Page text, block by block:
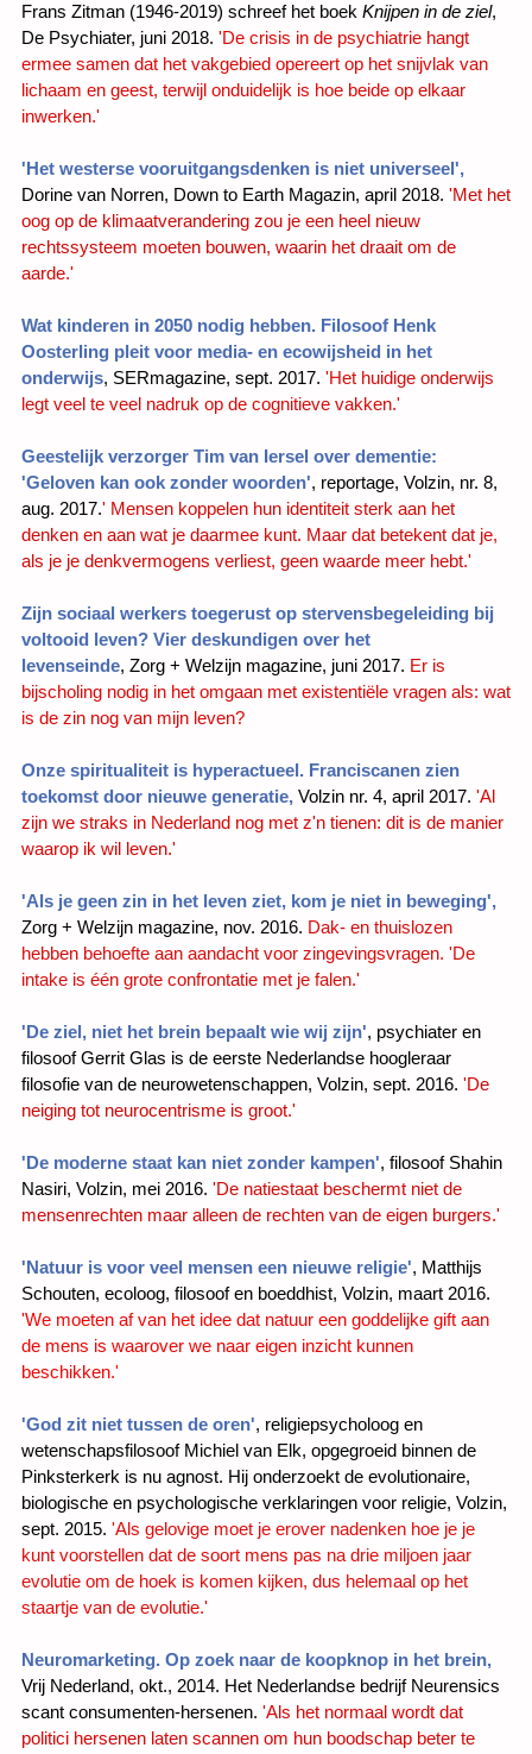
Frans Zitman (1946-2019) schreef het boek Knijpen in de ziel,
De Psychiater, juni 2018. 'De crisis in de psychiatrie hangt
ermee samen dat het vakgebied opereert op het snijvlak van
lichaam en geest, terwijl onduidelijk is hoe beide op elkaar
inwerken.'
'Het westerse vooruitgangsdenken is niet universeel',
Dorine van Norren, Down to Earth Magazin, april 2018. 'Met het
oog op de klimaatverandering zou je een heel nieuw
rechtssysteem moeten bouwen, waarin het draait om de
aarde.'
Wat kinderen in 2050 nodig hebben. Filosoof Henk
Oosterling pleit voor media- en ecowijsheid in het
onderwijs, SERmagazine, sept. 2017. 'Het huidige onderwijs
legt veel te veel nadruk op de cognitieve vakken.'
Geestelijk verzorger Tim van Iersel over dementie:
'Geloven kan ook zonder woorden', reportage, Volzin, nr. 8,
aug. 2017.' Mensen koppelen hun identiteit sterk aan het
denken en aan wat je daarmee kunt. Maar dat betekent dat je,
als je je denkvermogens verliest, geen waarde meer hebt.'
Zijn sociaal werkers toegerust op stervensbegeleiding bij
voltooid leven? Vier deskundigen over het
levenseinde, Zorg + Welzijn magazine, juni 2017. Er is
bijscholing nodig in het omgaan met existentiële vragen als: wat
is de zin nog van mijn leven?
Onze spiritualiteit is hyperactueel. Franciscanen zien
toekomst door nieuwe generatie,Volzin nr. 4, april 2017. 'Al
zijn we straks in Nederland nog met z'n tienen: dit is de manier
waarop ik wil leven.'
'Als je geen zin in het leven ziet, kom je niet in beweging',
Zorg + Welzijn magazine, nov. 2016. Dak- en thuislozen
hebben behoefte aan aandacht voor zingevingsvragen. 'De
intake is één grote confrontatie met je falen.'
'De ziel, niet het brein bepaalt wie wij zijn', psychiater en
filosoof Gerrit Glas is de eerste Nederlandse hoogleraar
filosofie van de neurowetenschappen, Volzin, sept. 2016. 'De
neiging tot neurocentrisme is groot.'
'De moderne staat kan niet zonder kampen', filosoof Shahin
Nasiri, Volzin, mei 2016. 'De natiestaat beschermt niet de
mensenrechten maar alleen de rechten van de eigen burgers.'
'Natuur is voor veel mensen een nieuwe religie', Matthijs
Schouten, ecoloog, filosoof en boeddhist, Volzin, maart 2016.
'We moeten af van het idee dat natuur een goddelijke gift aan
de mens is waarover we naar eigen inzicht kunnen
beschikken.'
'God zit niet tussen de oren', religiepsycholoog en
wetenschapsfilosoof Michiel van Elk, opgegroeid binnen de
Pinksterkerk is nu agnost. Hij onderzoekt de evolutionaire,
biologische en psychologische verklaringen voor religie, Volzin,
sept. 2015. 'Als gelovige moet je erover nadenken hoe je je
kunt voorstellen dat de soort mens pas na drie miljoen jaar
evolutie om de hoek is komen kijken, dus helemaal op het
staartje van de evolutie.'
Neuromarketing. Op zoek naar de koopknop in het brein,
Vrij Nederland, okt., 2014. Het Nederlandse bedrijf Neurensics
scant consumenten-hersenen. 'Als het normaal wordt dat
politici hersenen laten scannen om hun boodschap beter te